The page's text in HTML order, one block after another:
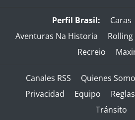
Perfil Brasil: Caras
Aventuras Na Historia
Recreio
Canales RSS Quienes
Privacidad
Equipo
Tránsito